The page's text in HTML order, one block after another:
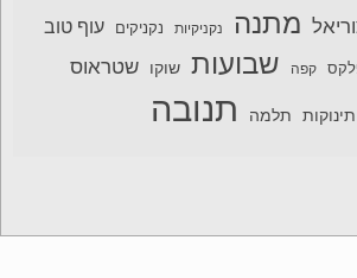
מתנה נקניקיות נקניקים עוף טוב
קפה שבועות שוקו שטראוס
תינוקות תלמה תנובה